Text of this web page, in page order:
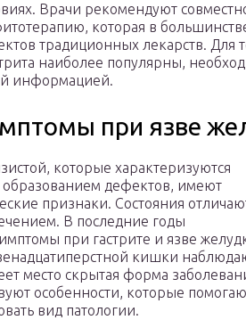
Врачи рекомендуют
которая в
традиционных лекарств. Для
наиболее популярны,
информацией.
при язве
которые характеризуются
дефектов, имеют
признаки. Состояния
В последние годы
при гастрите и язве
кишки
место скрытая форма
особенности, которые
вид патологии.